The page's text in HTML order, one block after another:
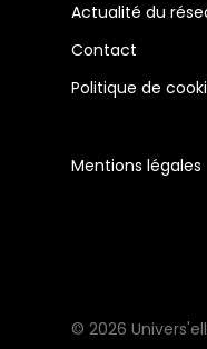
Actualité du
Contact
Politique de
Mentions légales
© 2026